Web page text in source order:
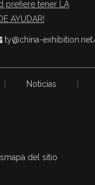
prefiere tener LA
AYUDAR!
ty@china-exhibition.net
Noticias
mapa del sitio